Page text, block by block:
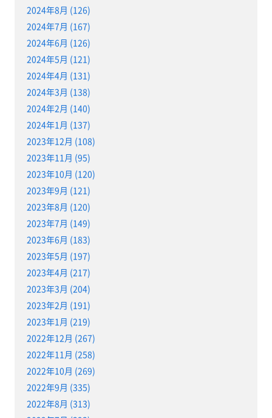
2024年8月 (126)
2024年7月 (167)
2024年6月 (126)
2024年5月 (121)
2024年4月 (131)
2024年3月 (138)
2024年2月 (140)
2024年1月 (137)
2023年12月 (108)
2023年11月 (95)
2023年10月 (120)
2023年9月 (121)
2023年8月 (120)
2023年7月 (149)
2023年6月 (183)
2023年5月 (197)
2023年4月 (217)
2023年3月 (204)
2023年2月 (191)
2023年1月 (219)
2022年12月 (267)
2022年11月 (258)
2022年10月 (269)
2022年9月 (335)
2022年8月 (313)